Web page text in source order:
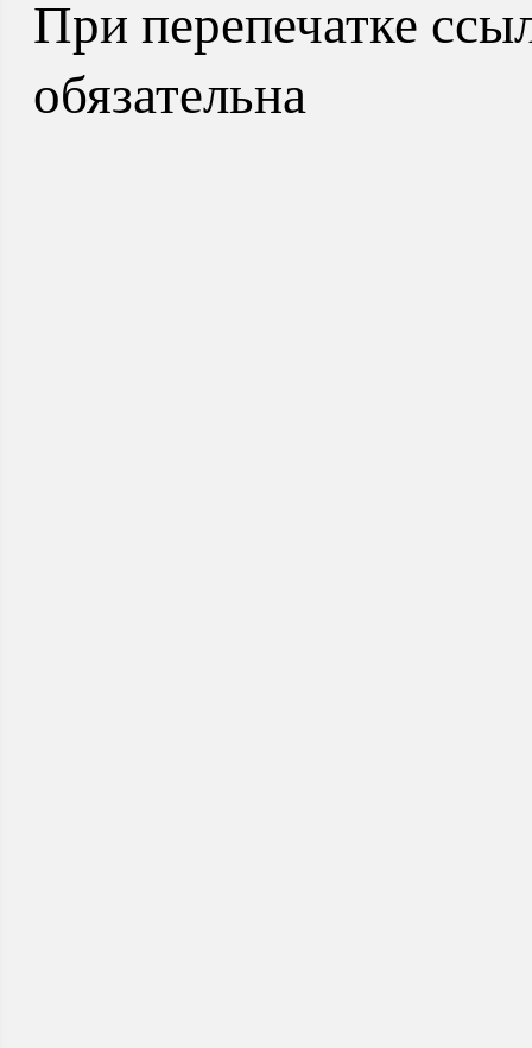
При перепечатке
обязательна